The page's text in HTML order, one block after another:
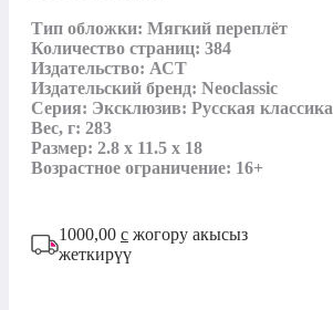
Тип обложки: Мягкий переплёт
Количество страниц: 384
Издательство: АСТ
Издательский бренд: Neoclassic
Серия: Эксклюзив: Русская классика
Вес, г: 283
Размер: 2.8 x 11.5 x 18
Возрастное ограничение: 16+
1000,00 с жогору акысыз
жеткирүү